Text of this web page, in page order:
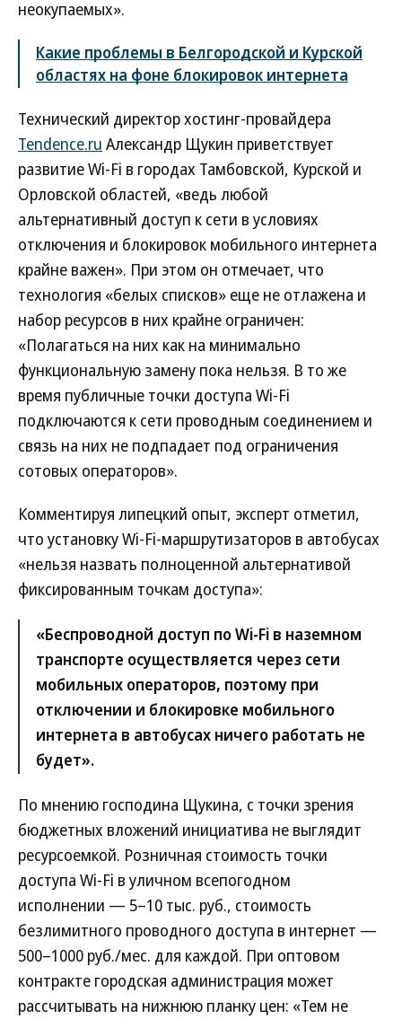
неокупаемых».
Какие проблемы в Белгородской и Курской
областях на фоне блокировок интернета
Технический директор хостинг-провайдера
Tendence.ru Александр Щукин приветствует
развитие Wi-Fi в городах Тамбовской, Курской и
Орловской областей, «ведь любой
альтернативный доступ к сети в условиях
отключения и блокировок мобильного интернета
крайне важен». При этом он отмечает, что
технология «белых списков» еще не отлажена и
набор ресурсов в них крайне ограничен:
«Полагаться на них как на минимально
функциональную замену пока нельзя. В то же
время публичные точки доступа Wi-Fi
подключаются к сети проводным соединением и
связь на них не подпадает под ограничения
сотовых операторов».
Комментируя липецкий опыт, эксперт отметил,
что установку Wi-Fi-маршрутизаторов в автобусах
«нельзя назвать полноценной альтернативой
фиксированным точкам доступа»:
«Беспроводной доступ по Wi-Fi в наземном
транспорте осуществляется через сети
мобильных операторов, поэтому при
отключении и блокировке мобильного
интернета в автобусах ничего работать не
будет».
По мнению господина Щукина, с точки зрения
бюджетных вложений инициатива не выглядит
ресурсоемкой. Розничная стоимость точки
доступа Wi-Fi в уличном всепогодном
исполнении — 5–10 тыс. руб., стоимость
безлимитного проводного доступа в интернет —
500–1000 руб./мес. для каждой. При оптовом
контракте городская администрация может
рассчитывать на нижнюю планку цен: «Тем не